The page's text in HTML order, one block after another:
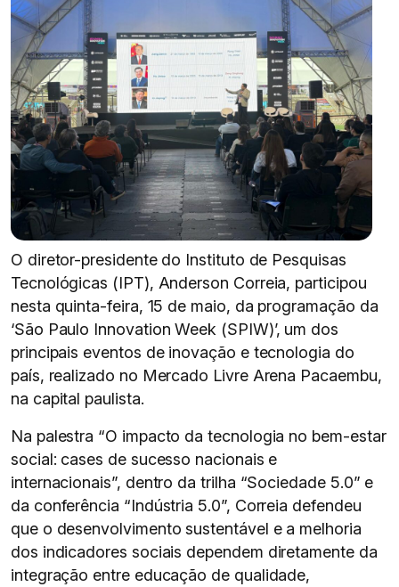
O diretor-presidente do Instituto de Pesquisas
Tecnológicas (IPT), Anderson Correia, participou
nesta quinta-feira, 15 de maio, da programação da
‘São Paulo Innovation Week (SPIW)’, um dos
principais eventos de inovação e tecnologia do
país, realizado no Mercado Livre Arena Pacaembu,
na capital paulista.
Na palestra “O impacto da tecnologia no bem-estar
social: cases de sucesso nacionais e
internacionais”, dentro da trilha “Sociedade 5.0” e
da conferência “Indústria 5.0”, Correia defendeu
que o desenvolvimento sustentável e a melhoria
dos indicadores sociais dependem diretamente da
integração entre educação de qualidade,